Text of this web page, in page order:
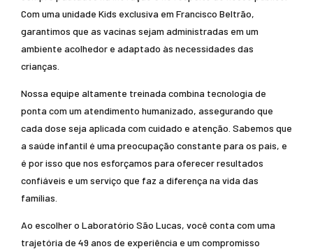
Com uma unidade Kids exclusiva em Francisco Beltrão,
garantimos que as vacinas sejam administradas em um
ambiente acolhedor e adaptado às necessidades das
crianças.
Nossa equipe altamente treinada combina tecnologia de
ponta com um atendimento humanizado, assegurando que
cada dose seja aplicada com cuidado e atenção. Sabemos que
a saúde infantil é uma preocupação constante para os pais, e
é por isso que nos esforçamos para oferecer resultados
confiáveis e um serviço que faz a diferença na vida das
famílias.
Ao escolher o Laboratório São Lucas, você conta com uma
trajetória de 49 anos de experiência e um compromisso